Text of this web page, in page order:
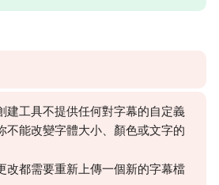
建工具不提供任何對字幕的自定義
不能改變字體大小、顏色或文字的
改都需要重新上傳一個新的字幕檔